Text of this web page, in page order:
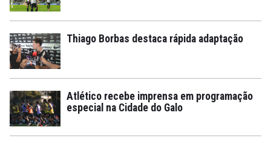
Thiago Borbas destaca rápida adaptação
Atlético recebe imprensa em programação
especial na Cidade do Galo